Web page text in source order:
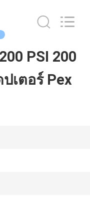
PSI 200
เตอร์ Pex